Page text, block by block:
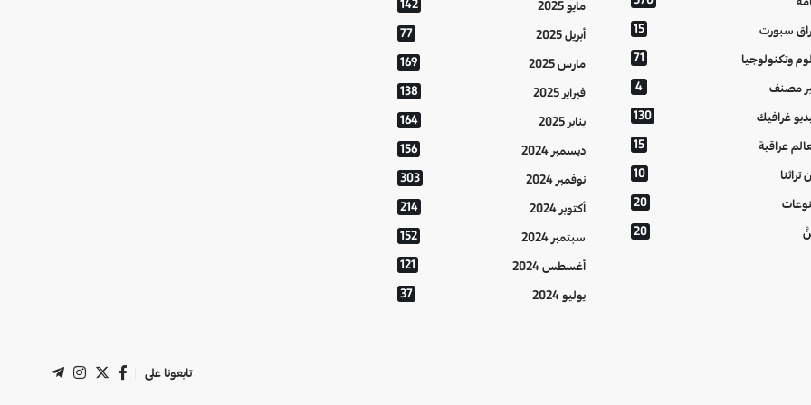
سبورت 15
وتكنولوجيا 71
مصنف 4
غرافيك 130
عراقية 15
تراثنا 10
20
20
مايو 2025 142
أبريل 2025 77
مارس 2025 169
فبراير 2025 138
يناير 2025 164
ديسمبر 2024 156
نوفمبر 2024 303
أكتوبر 2024 214
سبتمبر 2024 152
أغسطس 2024 121
يوليو 2024 37
تابعونا على